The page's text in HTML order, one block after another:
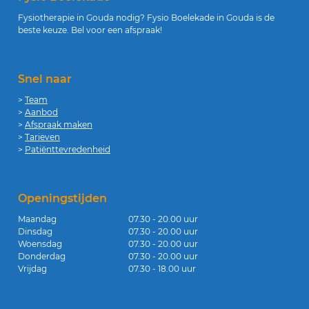
Fysiotherapie in Gouda nodig? Fysio Boelekade in Gouda is de
beste keuze. Bel voor een afspraak!
Snel naar
> Team
> Aanbod
> Afspraak maken
> Tarieven
> Patiënttevredenheid
Openingstijden
Maandag
07.30 - 20.00 uur
Dinsdag
07.30 - 20.00 uur
Woensdag
07.30 - 20.00 uur
Donderdag
07.30 - 20.00 uur
Vrijdag
07.30 - 18.00 uur